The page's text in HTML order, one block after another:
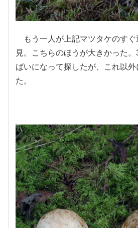
もう一人が上記マツタケのすぐ
見。こちらのほうが大きかった
ばいになって探したが、これ以
た。